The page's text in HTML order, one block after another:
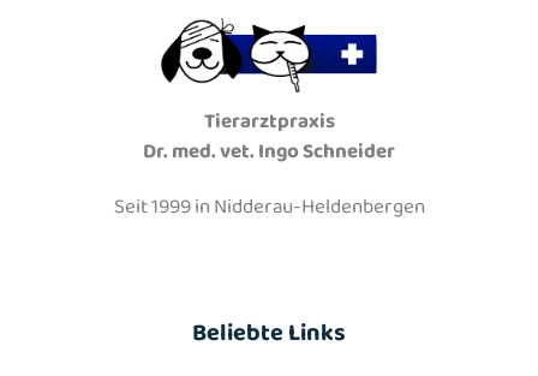
Tierarztpraxis
Dr. med. vet. Ingo Schneider
Seit 1999 in Nidderau-Heldenbergen
Beliebte Links